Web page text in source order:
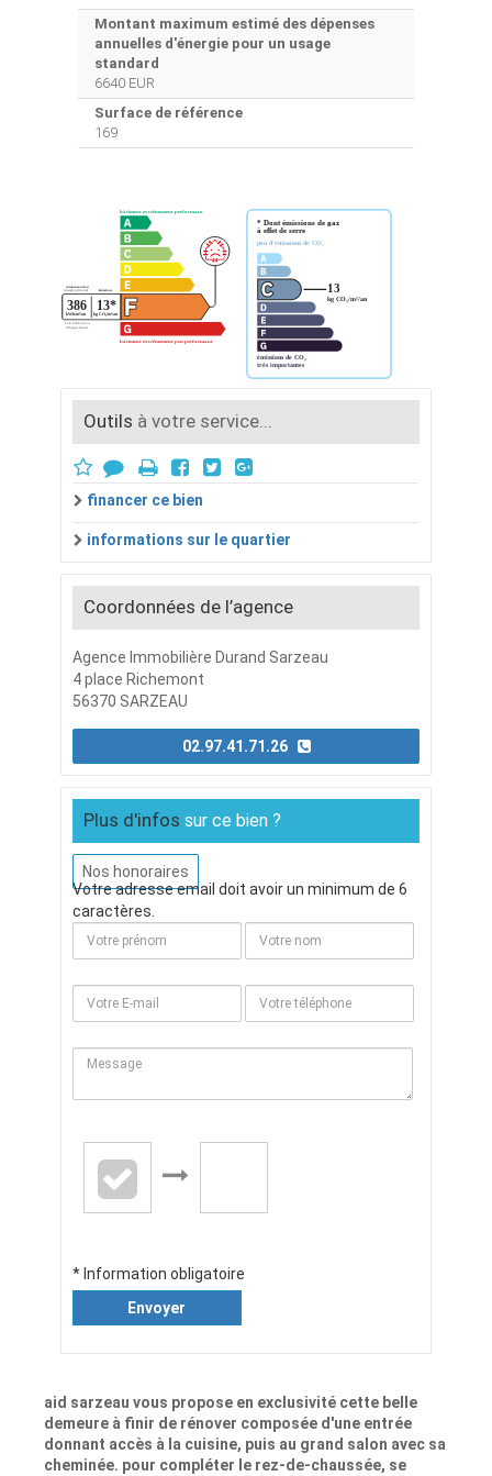
Montant maximum estimé des dépenses
annuelles d'énergie pour un usage
standard
6640 EUR
Surface de référence
169
Outils à votre service...
financer ce bien
informations sur le quartier
Coordonnées de l’agence
Agence Immobilière Durand Sarzeau
4 place Richemont
56370 SARZEAU
Plus d'infos sur ce bien ?
Nos honoraires
Votre adresse email doit avoir un minimum de 6
caractères.
* Information obligatoire
Envoyer
aid sarzeau vous propose en exclusivité cette belle
demeure à finir de rénover composée d'une entrée
donnant accès à la cuisine, puis au grand salon avec sa
cheminée. pour compléter le rez-de-chaussée, se